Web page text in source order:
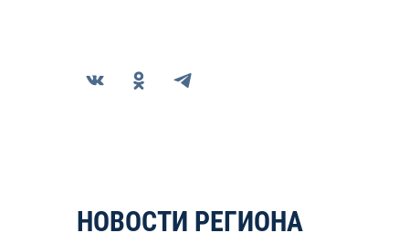
НОВОСТИ РЕГИОНА